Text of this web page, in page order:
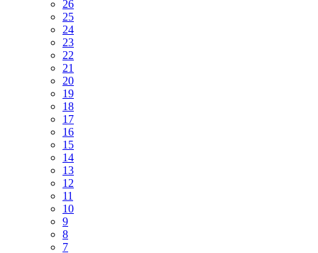
26
25
24
23
22
21
20
19
18
17
16
15
14
13
12
11
10
9
8
7